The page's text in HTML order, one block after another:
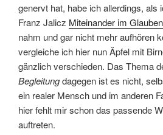
genervt hat, habe ich allerdings, als
Franz Jalicz Miteinander im
nahm und gar nicht mehr aufhören
vergleiche ich hier nun Äpfel mit
gänzlich verschieden. Das Thema
Begleitungdagegen ist es nicht,
ein realer Mensch und im anderen
hier fehlt mir schon das passende
auftreten.